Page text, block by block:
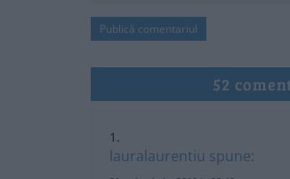
52
lauralaurentiu spune: